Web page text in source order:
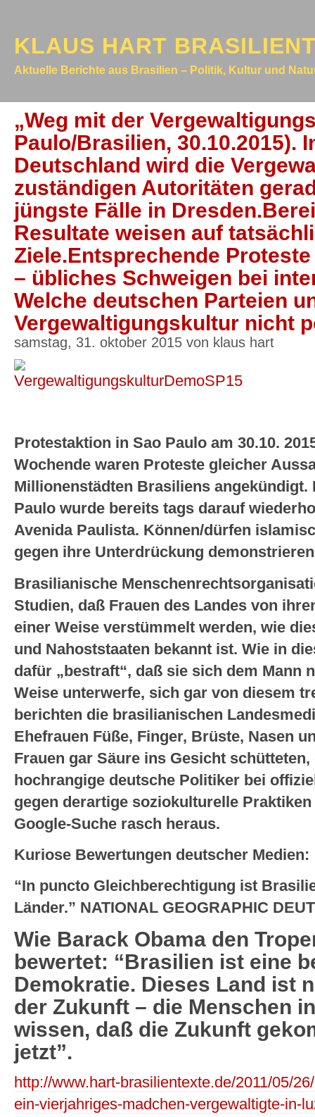
KLAUS HART
Aktuelle Berichte aus Brasilien – Politik, Kultur und
„Weg mit der
Paulo/Brasilien, 30.10.2015).
Deutschland wird die
zuständigen Autoritäten
jüngste Fälle in
Resultate weisen auf
Ziele.Entsprechende
– übliches Schweigen bei
Welche deutschen Parteien
Vergewaltigungskultur nicht
samstag, 31. oktober 2015 von klaus hart
Protestaktion in Sao Paulo am 30.10.
Wochende waren Proteste gleicher
Millionenstädten Brasiliens angekündigt.
Paulo wurde bereits tags darauf
Avenida Paulista. Können/dürfen
gegen ihre Unterdrückung
Brasilianische
Studien, daß Frauen des Landes von
einer Weise verstümmelt werden, wie
und Nahoststaaten bekannt ist. Wie in
dafür „bestraft“, daß sie sich dem Mann
Weise unterwerfe, sich gar von diesem
berichten die brasilianischen
Ehefrauen Füße, Finger, Brüste, Nasen
Frauen gar Säure ins Gesicht
hochrangige deutsche Politiker bei
gegen derartige soziokulturelle
Google-Suche rasch heraus.
Kuriose Bewertungen deutscher Medien:
“In puncto Gleichberechtigung ist
Länder.” NATIONAL GEOGRAPHIC
Wie Barack Obama den
bewertet: “Brasilien ist eine
Demokratie. Dieses Land ist
der Zukunft – die Menschen
wissen, daß die Zukunft
jetzt”.
http://www.hart-brasilientexte.de/2011/05/
ein-vierjahriges-madchen-vergewaltigte-in-